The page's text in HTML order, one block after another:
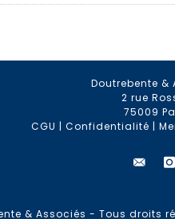
Doutrebente &
2 rue
75009
CGU |Confidentialité |
& Associés - Tous droits